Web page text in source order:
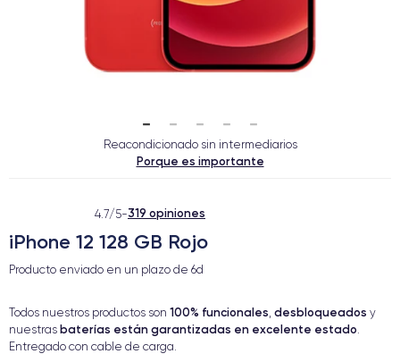
Reacondicionado sin intermediarios
Porque es importante
4.7/5-319 opiniones
iPhone 12 128 GB Rojo
Producto enviado en un plazo de 6d
Todos nuestros productos son 100% funcionales, desbloqueados y
nuestras baterías están garantizadas en excelente estado.
Entregado con cable de carga.